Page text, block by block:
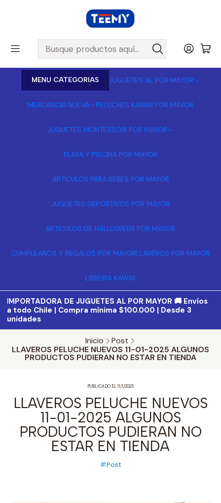
MENU CATEGORIAS JUGUETES AL POR MAYOR
MERCANCIA NUEVA PELUCHES KAWAII POR MAYOR
JUGUETES MONTESSORI POR MAYOR
PLAYA Y PISCINA POR MAYOR
ARTICULOS PARA BEBES POR MAYOR
JUGUETES DEPORTIVOS POR MAYOR
ARTICULOS DE HALLOWEEN POR MAYOR
CUMPLEAÑOS Y REGALOS POR MAYORLLAVEROS POR MAYOR
LIBRERIA KAWAII
IMPORTADORA DE JUGUETES AL POR MAYOR 🚚 Envíos
a todo Chile | Compra mínima $100.000 | Desde 3
unidades
Inicio
Post
LLAVEROS PELUCHE NUEVOS 11-01-2025 ALGUNOS
PRODUCTOS PUDIERAN NO ESTAR EN TIENDA
PUBLICADO EL 11/1/2025
LLAVEROS PELUCHE NUEVOS
11-01-2025 ALGUNOS
PRODUCTOS PUDIERAN NO
ESTAR EN TIENDA
Post